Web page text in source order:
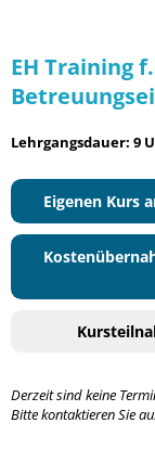
EH Training
Lehrgangsdauer: 9
Eigenen Kurs
Derzeit sind keine
Bitte kontaktieren Sie